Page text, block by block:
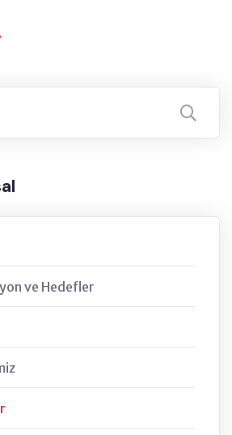
ve Hedefler